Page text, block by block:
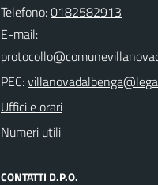
Telefono:0182582913
E-mail:
PEC:
Uffici e orari
Numeri utili
CONTATTI D.P.O.